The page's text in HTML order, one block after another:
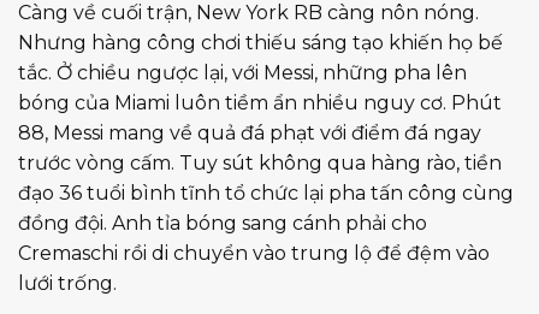
Càng về cuối trận, New York RB càng nôn nóng.
Nhưng hàng công chơi thiếu sáng tạo khiến họ bế
tắc. Ở chiều ngược lại, với Messi, những pha lên
bóng của Miami luôn tiềm ẩn nhiều nguy cơ. Phút
88, Messi mang về quả đá phạt với điểm đá ngay
trước vòng cấm. Tuy sút không qua hàng rào, tiền
đạo 36 tuổi bình tĩnh tổ chức lại pha tấn công cùng
đồng đội. Anh tỉa bóng sang cánh phải cho
Cremaschi rồi di chuyển vào trung lộ để đệm vào
lưới trống.